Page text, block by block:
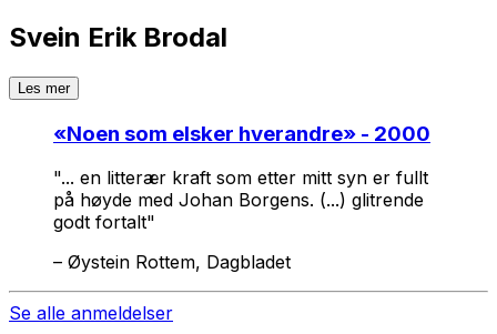
Svein Erik Brodal
Les mer
«Noen som elsker hverandre» - 2000
"... en litterær kraft som etter mitt syn er fullt
på høyde med Johan Borgens. (...) glitrende
godt fortalt"
– Øystein Rottem, Dagbladet
Se alle anmeldelser